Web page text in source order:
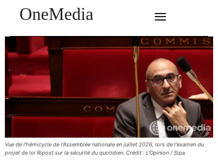
OneMedia
Vue de l'hémicycle de l'Assemblée nationale en juillet 2026, lors de l'examen du
projet de loi Ripost sur la sécurité du quotidien. Crédit : L'Opinion / Sipa.